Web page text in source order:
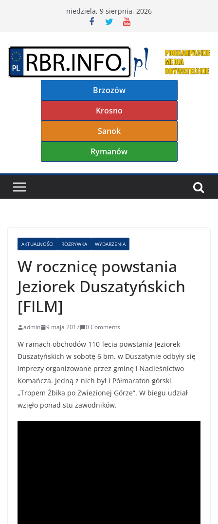
niedziela, 9 sierpnia, 2026
Brzozów
Krosno
Sanok
Rymanów
AKTUALNOŚCI ROZRYWKA WYDARZENIA
W rocznicę powstania
Jeziorek Duszatyńskich
[FILM]
admin 9 maja 2017 0 Comments
W ramach obchodów 110-lecia powstania Jeziorek
Duszatyńskich w sobotę 6 bm. w Duszatynie odbyły się
imprezy organizowane przez gminę i Nadleśnictwo
Komańcza. Jedną z nich był I Półmaraton górski
„Tropem Żbika po Zwiezionej Górze”. W biegu udział
wzięło ponad stu zawodników.